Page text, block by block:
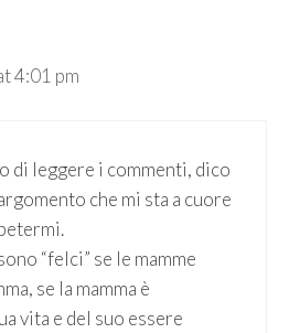
4:01 pm
di leggere i commenti, dico
che mi sta a cuore
“felci” se le mamme
se la mamma è
vita e del suo essere